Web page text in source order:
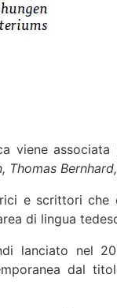
viene
Thomas
e scrittori
di lingua
lanciato nel
dal